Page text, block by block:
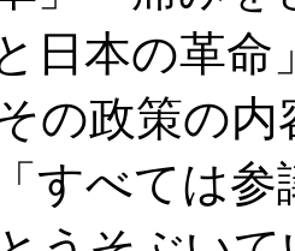
日本の革
の政策の
すべては